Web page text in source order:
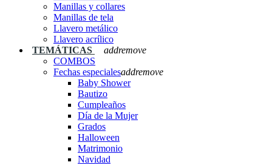
Manillas y collares
Manillas de tela
Llavero metálico
Llavero acrílico
TEMÁTICAS
addremove
COMBOS
Fechas especialesaddremove
Baby Shower
Bautizo
Cumpleaños
Día de la Mujer
Grados
Halloween
Matrimonio
Navidad